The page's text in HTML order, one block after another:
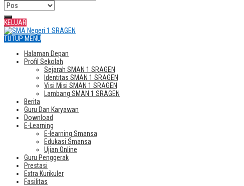
KELUAR
TUTUP MENU
Halaman Depan
Profil Sekolah
Sejarah SMAN 1 SRAGEN
Identitas SMAN 1 SRAGEN
Visi Misi SMAN 1 SRAGEN
Lambang SMAN 1 SRAGEN
Berita
Guru Dan Karyawan
Download
E-Learning
E-learning Smansa
Edukasi Smansa
Ujian Online
Guru Penggerak
Prestasi
Extra Kurikuler
Fasilitas